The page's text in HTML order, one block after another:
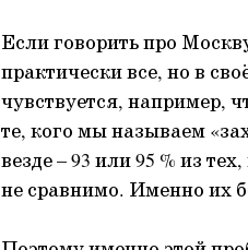
Если говорить про
практически все, но в
чувствуется, например,
те, кого мы называем
везде – 93 или 95 % из
не сравнимо. Именно их